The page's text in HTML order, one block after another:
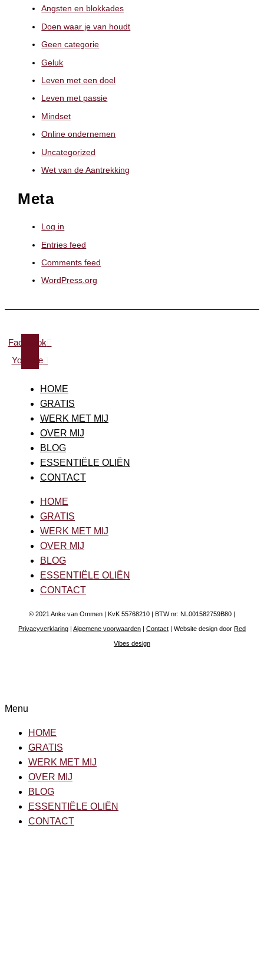
Angsten en blokkades
Doen waar je van houdt
Geen categorie
Geluk
Leven met een doel
Leven met passie
Mindset
Online ondernemen
Uncategorized
Wet van de Aantrekking
Meta
Log in
Entries feed
Comments feed
WordPress.org
Facebook
Youtube
HOME
GRATIS
WERK MET MIJ
OVER MIJ
BLOG
ESSENTIËLE OLIËN
CONTACT
HOME
GRATIS
WERK MET MIJ
OVER MIJ
BLOG
ESSENTIËLE OLIËN
CONTACT
© 2021 Anke van Ommen | KvK 55768210 | BTW nr: NL001582759B80 |
Privacyverklaring | Algemene voorwaarden | Contact | Website design door Red
Vibes design
Menu
HOME
GRATIS
WERK MET MIJ
OVER MIJ
BLOG
ESSENTIËLE OLIËN
CONTACT